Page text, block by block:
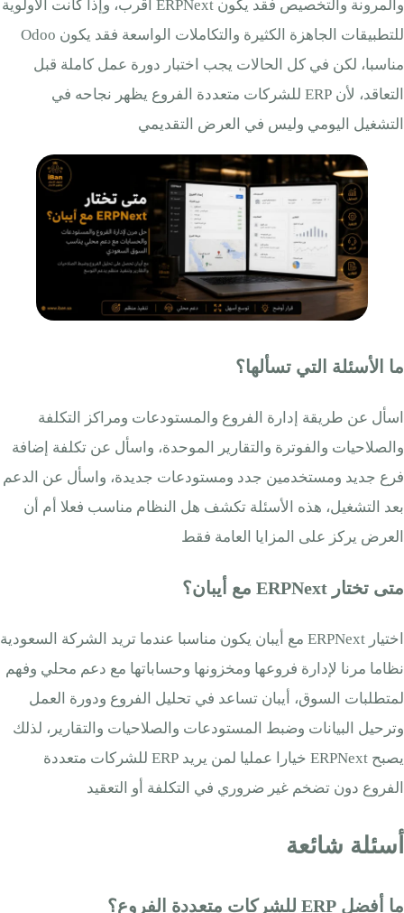
والمرونة والتخصيص فقد يكون ERPNext أقرب، وإذا كانت الأولوية
للتطبيقات الجاهزة الكثيرة والتكاملات الواسعة فقد يكون Odoo
مناسبا، لكن في كل الحالات يجب اختبار دورة عمل كاملة قبل
التعاقد، لأن ERP للشركات متعددة الفروع يظهر نجاحه في
التشغيل اليومي وليس في العرض التقديمي
ما الأسئلة التي تسألها؟
اسأل عن طريقة إدارة الفروع والمستودعات ومراكز التكلفة
والصلاحيات والفوترة والتقارير الموحدة، واسأل عن تكلفة إضافة
فرع جديد ومستخدمين جدد ومستودعات جديدة، واسأل عن الدعم
بعد التشغيل، هذه الأسئلة تكشف هل النظام مناسب فعلا أم أن
العرض يركز على المزايا العامة فقط
متى تختار ERPNext مع أيبان؟
اختيار ERPNext مع أيبان يكون مناسبا عندما تريد الشركة السعودية
نظاما مرنا لإدارة فروعها ومخزونها وحساباتها مع دعم محلي وفهم
لمتطلبات السوق، أيبان تساعد في تحليل الفروع ودورة العمل
وترحيل البيانات وضبط المستودعات والصلاحيات والتقارير، لذلك
يصبح ERPNext خيارا عمليا لمن يريد ERP للشركات متعددة
الفروع دون تضخم غير ضروري في التكلفة أو التعقيد
أسئلة شائعة
ما أفضل ERP للشركات متعددة الفروع؟